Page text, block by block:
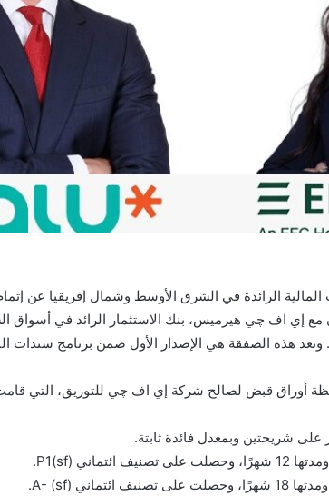
المالية الرائدة في الشرق الأوسط وشمال إفريقيا عن
مليار جنيه، بالتعاون مع إي اف چي هيرميس، بنك الاستثمار الرائد في
وتعد هذه الصفقة هي الإصدار الأول ضمن برنامج سندات
أوراق قبض لصالح شركة إي اف چي للتوريق، التي